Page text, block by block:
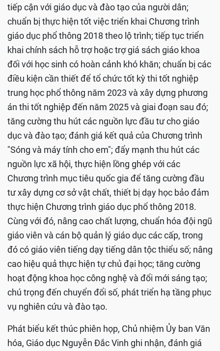
tiếp cận với giáo dục và đào tạo của người dân;
chuẩn bị thực hiện tốt việc triển khai Chương trình
giáo dục phổ thông 2018 theo lộ trình; tiếp tục triển
khai chính sách hỗ trợ hoặc trợ giá sách giáo khoa
đối với học sinh có hoàn cảnh khó khăn; chuẩn bị các
điều kiện cần thiết để tổ chức tốt kỳ thi tốt nghiệp
trung học phổ thông năm 2023 và xây dựng phương
án thi tốt nghiệp đến năm 2025 và giai đoạn sau đó;
tăng cường thu hút các nguồn lực đầu tư cho giáo
dục và đào tạo; đánh giá kết quả của Chương trình
"Sóng và máy tính cho em"; đẩy mạnh thu hút các
nguồn lực xã hội, thực hiện lồng ghép với các
Chương trình mục tiêu quốc gia để tăng cường đầu
tư xây dựng cơ sở vật chất, thiết bị dạy học bảo đảm
thực hiện Chương trình giáo dục phổ thông 2018.
Cùng với đó, nâng cao chất lượng, chuẩn hóa đội ngũ
giáo viên và cán bộ quản lý giáo dục các cấp, trong
đó có giáo viên tiếng dạy tiếng dân tộc thiểu số; nâng
cao hiệu quả thực hiện tự chủ đại học; tăng cường
hoạt động khoa học công nghệ và đổi mới sáng tạo;
chú trọng đến chuyển đổi số, phát triển hạ tầng phục
vụ nghiên cứu và đào tạo.
Phát biểu kết thúc phiên họp, Chủ nhiệm Ủy ban Văn
hóa, Giáo dục Nguyễn Đắc Vinh ghi nhận, đánh giá